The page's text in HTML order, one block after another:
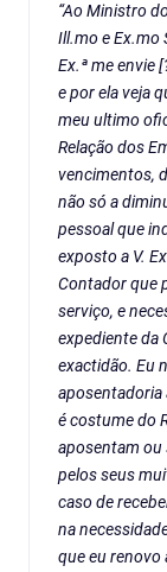
“Ao Ministro
Ill.mo e Ex.mo
Ex.ª me envie
e por ela veja
meu ultimo
Relação dos
vencimentos,
não só a
pessoal que
exposto a V.
Contador que
serviço, e
expediente da
exactidão. Eu
aposentadoria
é costume do
aposentam ou
pelos seus
caso de
na
que eu renovo